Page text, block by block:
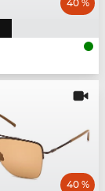
40 %
40 %